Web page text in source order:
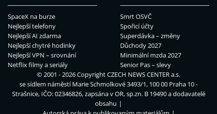
SpaceX na burze
Nejlepší telefony
Nejlepší AI zdarma
Nejlepší chytré hodinky
Nejlepší VPN – srovnání
Netflix filmy a seriály
Smrt OSVČ
Spořicí účty
Superdávka – změny
Důchody 2027
Minimální mzda 2027
Senior Pas – slevy
© 2001 - 2026 CopyrightCZECH NEWS CENTER a.s.
se sídlem náměstí Marie Schmolkové 3493/1, 100 00 Praha 10 -
Strašnice, IČO: 02346826, zapsána v OR, sp.zn. B 19490 a dodavatelé
obsahu